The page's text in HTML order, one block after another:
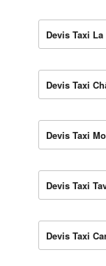
Devis Taxi
Devis Taxi
Devis Taxi
Devis Taxi
Devis Taxi